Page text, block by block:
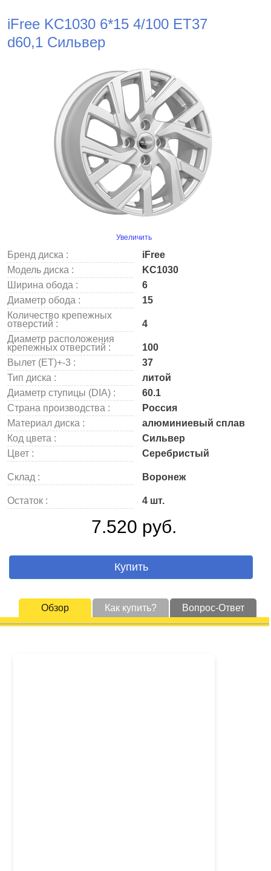
iFree KC1030 6*15 4/100 ET37
d60,1 Сильвер
Увеличить
Бренд диска :
iFree
Модель диска :
KC1030
Ширина обода :
6
Диаметр обода :
15
Количество крепежных
отверстий :
4
Диаметр расположения
крепежных отверстий :
100
Вылет (ET)+-3 :
37
Тип диска :
литой
Диаметр ступицы (DIA) :
60.1
Страна производства :
Россия
Материал диска :
алюминиевый сплав
Код цвета :
Сильвер
Цвет :
Серебристый
Склад : Воронеж
Остаток : 4 шт.
7.520 руб.
Купить
Обзор Как купить? Вопрос-Ответ